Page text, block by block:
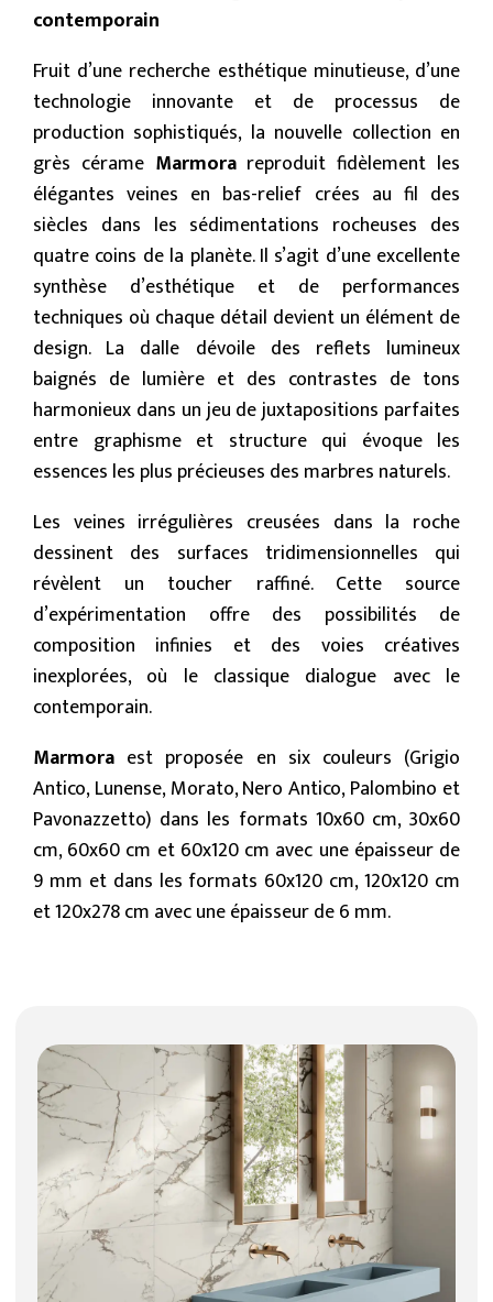
contemporain
Fruit d’une recherche esthétique minutieuse, d’une
technologie innovante et de processus de
production sophistiqués, la nouvelle collection en
grès cérame Marmora reproduit fidèlement les
élégantes veines en bas-relief crées au fil des
siècles dans les sédimentations rocheuses des
quatre coins de la planète. Il s’agit d’une excellente
synthèse d’esthétique et de performances
techniques où chaque détail devient un élément de
design. La dalle dévoile des reflets lumineux
baignés de lumière et des contrastes de tons
harmonieux dans un jeu de juxtapositions parfaites
entre graphisme et structure qui évoque les
essences les plus précieuses des marbres naturels.
Les veines irrégulières creusées dans la roche
dessinent des surfaces tridimensionnelles qui
révèlent un toucher raffiné. Cette source
d’expérimentation offre des possibilités de
composition infinies et des voies créatives
inexplorées, où le classique dialogue avec le
contemporain.
Marmora est proposée en six couleurs (Grigio
Antico, Lunense, Morato, Nero Antico, Palombino et
Pavonazzetto) dans les formats 10x60 cm, 30x60
cm, 60x60 cm et 60x120 cm avec une épaisseur de
9 mm et dans les formats 60x120 cm, 120x120 cm
et 120x278 cm avec une épaisseur de 6 mm.